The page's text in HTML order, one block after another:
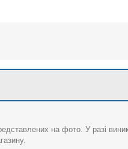
на фото. У разі